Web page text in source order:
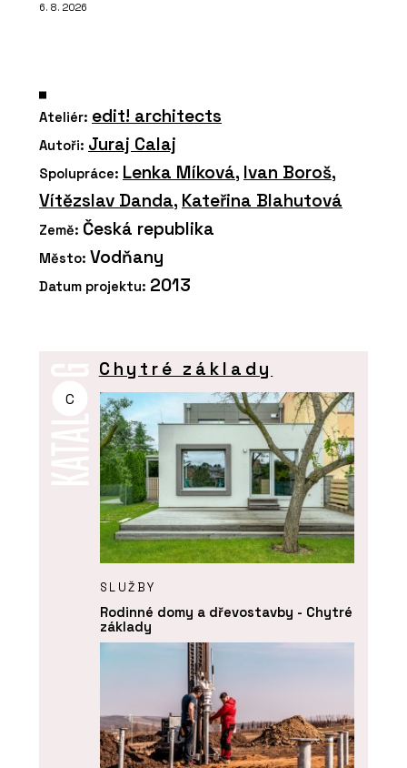
6. 8. 2026
Ateliér: edit! architects
Autoři: Juraj Calaj
Spolupráce: Lenka Míková, Ivan Boroš,
Vítězslav Danda, Kateřina Blahutová
Země: Česká republika
Město: Vodňany
Datum projektu: 2013
C
Chytré základy
SLUŽBY
Rodinné domy a dřevostavby - Chytré
základy